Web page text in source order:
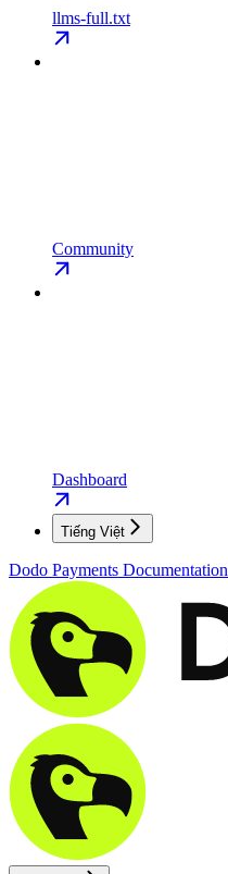
llms-full.txt
Community
Dashboard
Tiếng Việt
Dodo Payments Documentation